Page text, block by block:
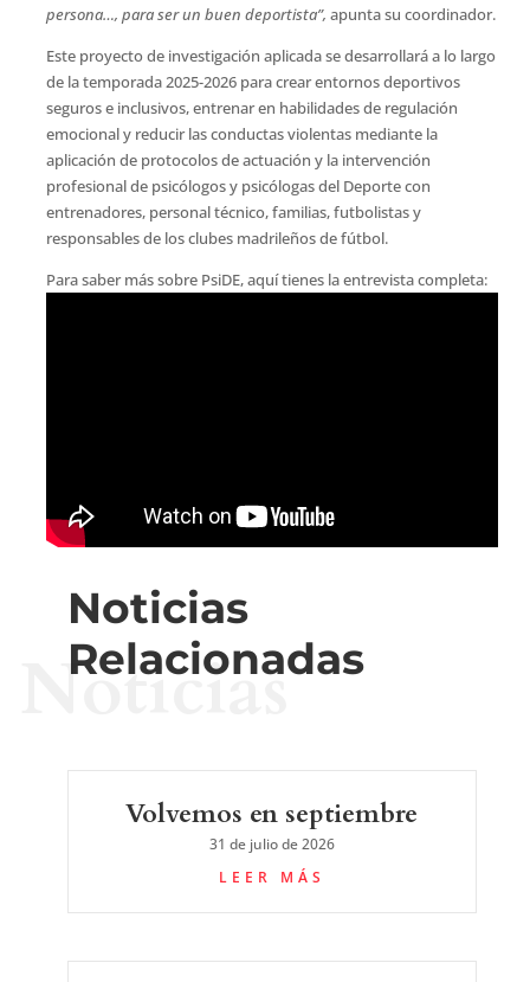
persona…, para ser un buen deportista”, apunta su coordinador.
Este proyecto de investigación aplicada se desarrollará a lo largo
de la temporada 2025-2026 para crear entornos deportivos
seguros e inclusivos, entrenar en habilidades de regulación
emocional y reducir las conductas violentas mediante la
aplicación de protocolos de actuación y la intervención
profesional de psicólogos y psicólogas del Deporte con
entrenadores, personal técnico, familias, futbolistas y
responsables de los clubes madrileños de fútbol.
Para saber más sobre PsiDE, aquí tienes la entrevista completa:
Noticias
Relacionadas
Noticias
Volvemos en septiembre
31 de julio de 2026
LEER MÁS